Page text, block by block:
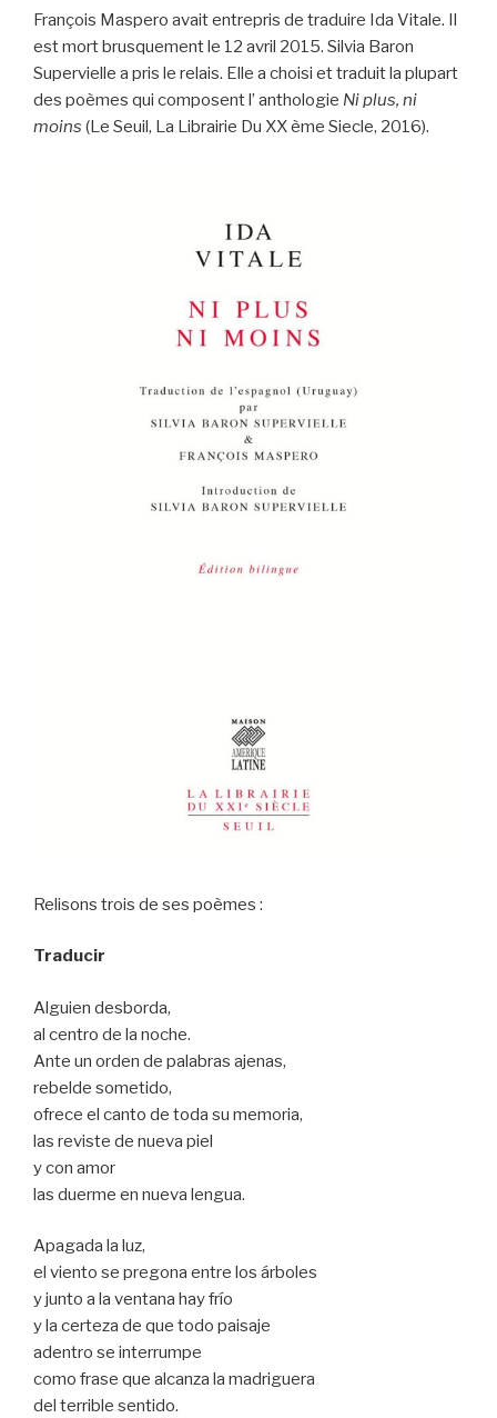
François Maspero avait entrepris de traduire Ida Vitale. Il
est mort brusquement le 12 avril 2015. Silvia Baron
Supervielle a pris le relais. Elle a choisi et traduit la plupart
des poèmes qui composent l’ anthologie Ni plus, ni
moins (Le Seuil, La Librairie Du XX ème Siecle, 2016).
Relisons trois de ses poèmes :
Traducir
Alguien desborda,
al centro de la noche.
Ante un orden de palabras ajenas,
rebelde sometido,
ofrece el canto de toda su memoria,
las reviste de nueva piel
y con amor
las duerme en nueva lengua.
Apagada la luz,
el viento se pregona entre los árboles
y junto a la ventana hay frío
y la certeza de que todo paisaje
adentro se interrumpe
como frase que alcanza la madriguera
del terrible sentido.